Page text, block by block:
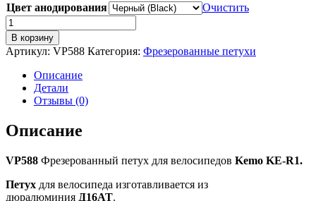
Цвет анодирования
Очистить
Количество
товара
VP588
Фрезерованный
петух
велосипеда
KE-
R1
В корзину
Артикул: VP588 Категория: Фрезерованные петухи
Описание
Детали
Отзывы (0)
Описание
VP588 Фрезерованный петух для велосипедов Kemo KE-R1.
Петух для велосипеда изготавливается из
дюралюминия Д16АТ.